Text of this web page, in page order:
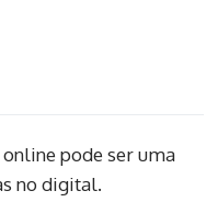
pode ser uma
no digital.